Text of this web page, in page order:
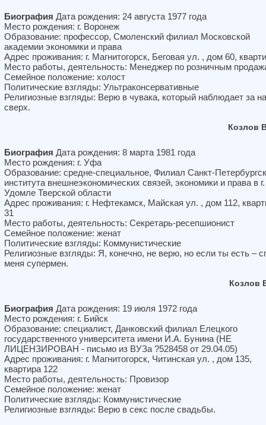
Биография Дата рождения: 24 августа 1977 года
Место рождения: г. Воронеж
Образование: профессор, Смоленский филиал Московской
академии экономики и права
Адрес проживания: г. Магнитогорск, Беговая ул. , дом 60,
Место работы, деятельность: Менеджер по розничным
Семейное положение: холост
Политические взгляды: Ультраконсервативные
Религиозные взгляды: Верю в чувака, который наблюдает за
сверх.
Козлов
Биография Дата рождения: 8 марта 1981 года
Место рождения: г. Уфа
Образование: средне-специальное, Филиал Санкт-
института внешнеэкономических связей, экономики и права в г.
Удомле Тверской области
Адрес проживания: г. Нефтекамск, Майская ул. , дом 112,
31
Место работы, деятельность: Секретарь-ресепшионист
Семейное положение: женат
Политические взгляды: Коммунистические
Религиозные взгляды: Я, конечно, не верю, но если ты есть –
меня супермен.
Козлов
Биография Дата рождения: 19 июля 1972 года
Место рождения: г. Бийск
Образование: специалист, Данковский филиал Елецкого
государственного университета имени И.А. Бунина (НЕ
ЛИЦЕНЗИРОВАН - письмо из ВУЗа ?528458 от 29.04.05)
Адрес проживания: г. Магнитогорск, Читинская ул. , дом 135,
квартира 122
Место работы, деятельность: Провизор
Семейное положение: женат
Политические взгляды: Коммунистические
Религиозные взгляды: Верю в секс после свадьбы.